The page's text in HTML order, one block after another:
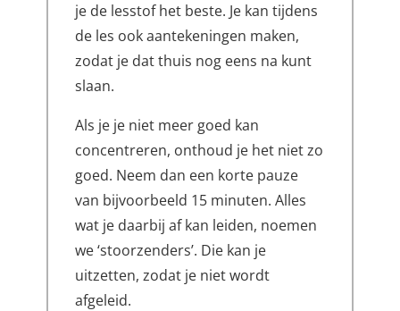
je de lesstof het beste. Je kan tijdens
de les ook aantekeningen maken,
zodat je dat thuis nog eens na kunt
slaan.
Als je je niet meer goed kan
concentreren, onthoud je het niet zo
goed. Neem dan een korte pauze
van bijvoorbeeld 15 minuten. Alles
wat je daarbij af kan leiden, noemen
we ‘stoorzenders’. Die kan je
uitzetten, zodat je niet wordt
afgeleid.